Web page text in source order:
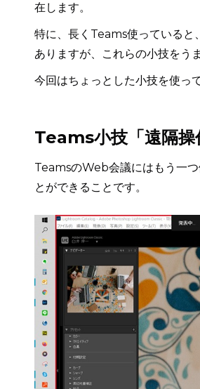
在します。
特に、長くTeams使っていると
ありますが、これらの小技をう
今回はちょっとした小技を使っ
Teams小技「遠隔操
TeamsのWeb会議にはもう一
とができることです。